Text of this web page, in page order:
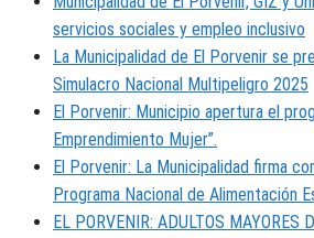
servicios sociales y empleo inclusivo
La Municipalidad de El Porvenir se
Simulacro Nacional Multipeligro 2025
El Porvenir: Municipio apertura el
Emprendimiento Mujer”.
El Porvenir: La Municipalidad firma
Programa Nacional de Alimentación
EL PORVENIR: ADULTOS MAYORES